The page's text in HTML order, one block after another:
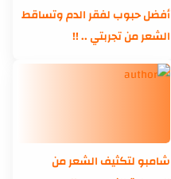
أفضل حبوب لفقر الدم وتساقط
الشعر من تجربتي .. !!
شامبو لتكثيف الشعر من